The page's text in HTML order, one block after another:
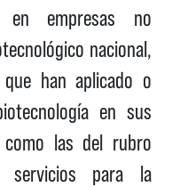
empresas no
nacional,
han aplicado o
en sus
las del rubro
servicios para la